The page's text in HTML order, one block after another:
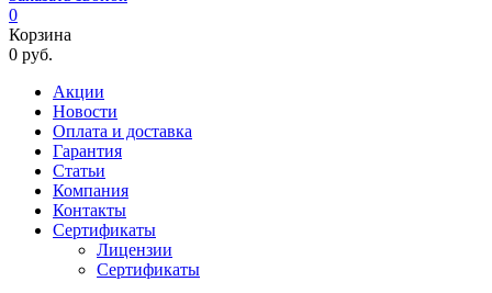
0
Корзина
0 руб.
Акции
Новости
Оплата и доставка
Гарантия
Статьи
Компания
Контакты
Сертификаты
Лицензии
Сертификаты